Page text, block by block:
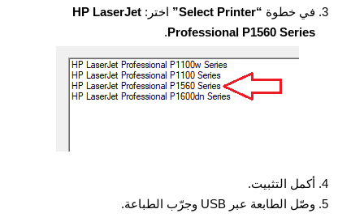
في خطوة “Select Printer” اختر: HP LaserJet
Professional P1560 Series
.
أكمل التثبيت.
وصّل الطابعة عبر USB وجرّب الطباعة.